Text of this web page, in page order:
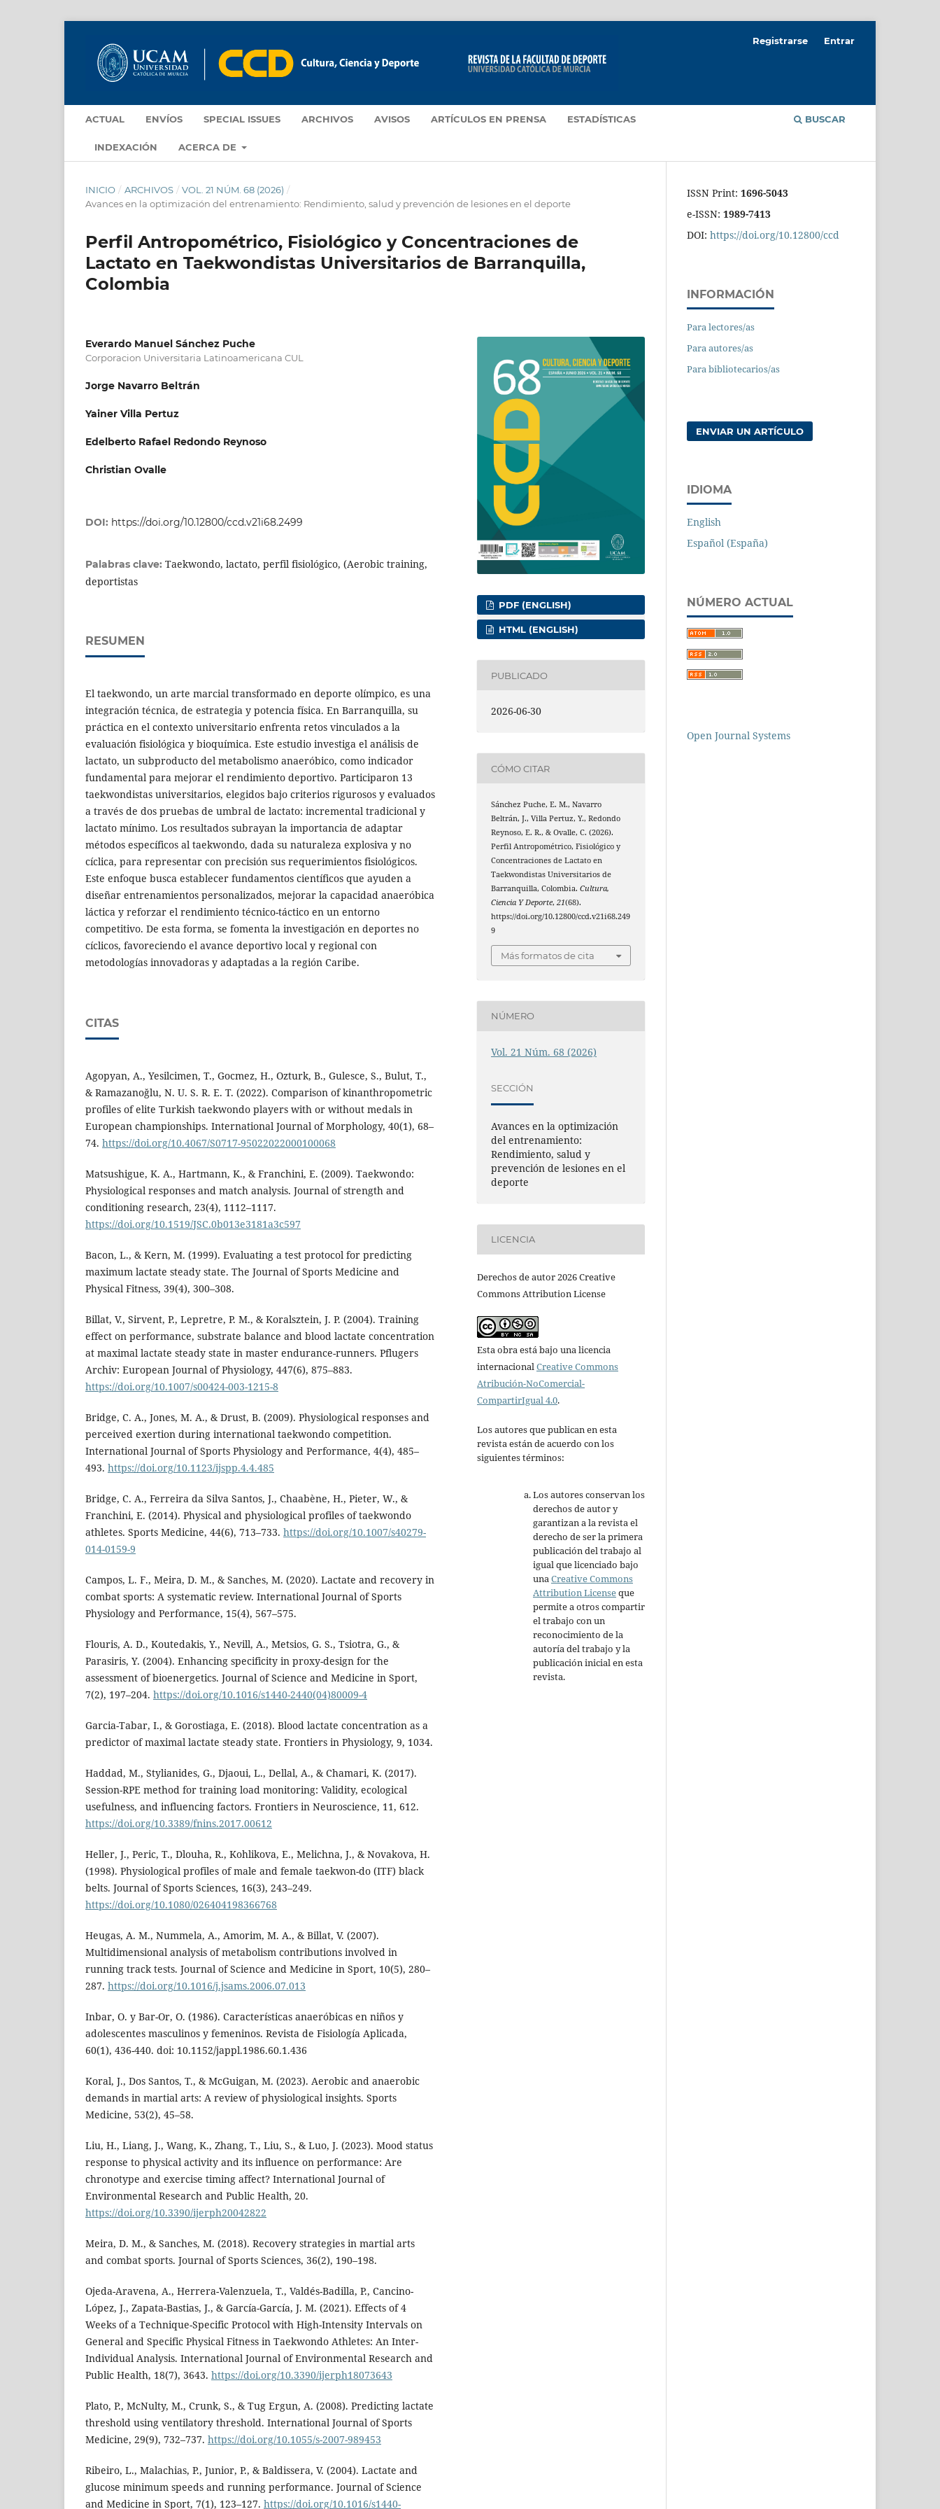
ACTUAL ENVÍOS SPECIAL ISSUES ARCHIVOS AVISOS ARTÍCULOS EN PRENSA ESTADÍSTICAS
INDEXACIÓN ACERCA DE
BUSCAR
Registrarse Entrar
INICIO / ARCHIVOS / VOL. 21 NÚM. 68 (2026) /
Avances en la optimización del entrenamiento: Rendimiento, salud y prevención de lesiones en el deporte
Perfil Antropométrico, Fisiológico y Concentraciones de
Lactato en Taekwondistas Universitarios de Barranquilla,
Colombia
Everardo Manuel Sánchez Puche
Corporacion Universitaria Latinoamericana CUL
Jorge Navarro Beltrán
Yainer Villa Pertuz
Edelberto Rafael Redondo Reynoso
Christian Ovalle
DOI: https://doi.org/10.12800/ccd.v21i68.2499
Palabras clave: Taekwondo, lactato, perfil fisiológico, (Aerobic training,
deportistas
RESUMEN
El taekwondo, un arte marcial transformado en deporte olímpico, es una
integración técnica, de estrategia y potencia física. En Barranquilla, su
práctica en el contexto universitario enfrenta retos vinculados a la
evaluación fisiológica y bioquímica. Este estudio investiga el análisis de
lactato, un subproducto del metabolismo anaeróbico, como indicador
fundamental para mejorar el rendimiento deportivo. Participaron 13
taekwondistas universitarios, elegidos bajo criterios rigurosos y evaluados
a través de dos pruebas de umbral de lactato: incremental tradicional y
lactato mínimo. Los resultados subrayan la importancia de adaptar
métodos específicos al taekwondo, dada su naturaleza explosiva y no
cíclica, para representar con precisión sus requerimientos fisiológicos.
Este enfoque busca establecer fundamentos científicos que ayuden a
diseñar entrenamientos personalizados, mejorar la capacidad anaeróbica
láctica y reforzar el rendimiento técnico-táctico en un entorno
competitivo. De esta forma, se fomenta la investigación en deportes no
cíclicos, favoreciendo el avance deportivo local y regional con
metodologías innovadoras y adaptadas a la región Caribe.
CITAS
Agopyan, A., Yesilcimen, T., Gocmez, H., Ozturk, B., Gulesce, S., Bulut, T.,
& Ramazanoğlu, N. U. S. R. E. T. (2022). Comparison of kinanthropometric
profiles of elite Turkish taekwondo players with or without medals in
European championships. International Journal of Morphology, 40(1), 68–
74. https://doi.org/10.4067/S0717-95022022000100068
Matsushigue, K. A., Hartmann, K., & Franchini, E. (2009). Taekwondo:
Physiological responses and match analysis. Journal of strength and
conditioning research, 23(4), 1112–1117.
https://doi.org/10.1519/JSC.0b013e3181a3c597
Bacon, L., & Kern, M. (1999). Evaluating a test protocol for predicting
maximum lactate steady state. The Journal of Sports Medicine and
Physical Fitness, 39(4), 300–308.
Billat, V., Sirvent, P., Lepretre, P. M., & Koralsztein, J. P. (2004). Training
effect on performance, substrate balance and blood lactate concentration
at maximal lactate steady state in master endurance-runners. Pflugers
Archiv: European Journal of Physiology, 447(6), 875–883.
https://doi.org/10.1007/s00424-003-1215-8
Bridge, C. A., Jones, M. A., & Drust, B. (2009). Physiological responses and
perceived exertion during international taekwondo competition.
International Journal of Sports Physiology and Performance, 4(4), 485–
493. https://doi.org/10.1123/ijspp.4.4.485
Bridge, C. A., Ferreira da Silva Santos, J., Chaabène, H., Pieter, W., &
Franchini, E. (2014). Physical and physiological profiles of taekwondo
athletes. Sports Medicine, 44(6), 713–733. https://doi.org/10.1007/s40279-
014-0159-9
Campos, L. F., Meira, D. M., & Sanches, M. (2020). Lactate and recovery in
combat sports: A systematic review. International Journal of Sports
Physiology and Performance, 15(4), 567–575.
Flouris, A. D., Koutedakis, Y., Nevill, A., Metsios, G. S., Tsiotra, G., &
Parasiris, Y. (2004). Enhancing specificity in proxy-design for the
assessment of bioenergetics. Journal of Science and Medicine in Sport,
7(2), 197–204. https://doi.org/10.1016/s1440-2440(04)80009-4
Garcia-Tabar, I., & Gorostiaga, E. (2018). Blood lactate concentration as a
predictor of maximal lactate steady state. Frontiers in Physiology, 9, 1034.
Haddad, M., Stylianides, G., Djaoui, L., Dellal, A., & Chamari, K. (2017).
Session-RPE method for training load monitoring: Validity, ecological
usefulness, and influencing factors. Frontiers in Neuroscience, 11, 612.
https://doi.org/10.3389/fnins.2017.00612
Heller, J., Peric, T., Dlouha, R., Kohlikova, E., Melichna, J., & Novakova, H.
(1998). Physiological profiles of male and female taekwon-do (ITF) black
belts. Journal of Sports Sciences, 16(3), 243–249.
https://doi.org/10.1080/026404198366768
Heugas, A. M., Nummela, A., Amorim, M. A., & Billat, V. (2007).
Multidimensional analysis of metabolism contributions involved in
running track tests. Journal of Science and Medicine in Sport, 10(5), 280–
287. https://doi.org/10.1016/j.jsams.2006.07.013
Inbar, O. y Bar-Or, O. (1986). Características anaeróbicas en niños y
adolescentes masculinos y femeninos. Revista de Fisiología Aplicada,
60(1), 436-440. doi: 10.1152/jappl.1986.60.1.436
Koral, J., Dos Santos, T., & McGuigan, M. (2023). Aerobic and anaerobic
demands in martial arts: A review of physiological insights. Sports
Medicine, 53(2), 45–58.
Liu, H., Liang, J., Wang, K., Zhang, T., Liu, S., & Luo, J. (2023). Mood status
response to physical activity and its influence on performance: Are
chronotype and exercise timing affect? International Journal of
Environmental Research and Public Health, 20.
https://doi.org/10.3390/ijerph20042822
Meira, D. M., & Sanches, M. (2018). Recovery strategies in martial arts
and combat sports. Journal of Sports Sciences, 36(2), 190–198.
Ojeda-Aravena, A., Herrera-Valenzuela, T., Valdés-Badilla, P., Cancino-
López, J., Zapata-Bastias, J., & García-García, J. M. (2021). Effects of 4
Weeks of a Technique-Specific Protocol with High-Intensity Intervals on
General and Specific Physical Fitness in Taekwondo Athletes: An Inter-
Individual Analysis. International Journal of Environmental Research and
Public Health, 18(7), 3643. https://doi.org/10.3390/ijerph18073643
Plato, P., McNulty, M., Crunk, S., & Tug Ergun, A. (2008). Predicting lactate
threshold using ventilatory threshold. International Journal of Sports
Medicine, 29(9), 732–737. https://doi.org/10.1055/s-2007-989453
Ribeiro, L., Malachias, P., Junior, P., & Baldissera, V. (2004). Lactate and
glucose minimum speeds and running performance. Journal of Science
and Medicine in Sport, 7(1), 123–127. https://doi.org/10.1016/s1440-
PDF (ENGLISH)
HTML (ENGLISH)
PUBLICADO
2026-06-30
CÓMO CITAR
Sánchez Puche, E. M., Navarro
Beltrán, J., Villa Pertuz, Y., Redondo
Reynoso, E. R., & Ovalle, C. (2026).
Perfil Antropométrico, Fisiológico y
Concentraciones de Lactato en
Taekwondistas Universitarios de
Barranquilla, Colombia.Cultura,
Ciencia Y Deporte,21(68).
https://doi.org/10.12800/ccd.v21i68.249
9
Más formatos de cita
NÚMERO
Vol. 21 Núm. 68 (2026)
SECCIÓN
Avances en la optimización
del entrenamiento:
Rendimiento, salud y
prevención de lesiones en el
deporte
LICENCIA
Derechos de autor 2026 Creative
Commons Attribution License
Esta obra está bajo una licencia
internacionalCreative Commons
Atribución-NoComercial-
CompartirIgual 4.0.
Los autores que publican en esta
revista están de acuerdo con los
siguientes términos:
Los autores conservan los
derechos de autor y
garantizan a la revista el
derecho de ser la primera
publicación del trabajo al
igual que licenciado bajo
unaCreative Commons
Attribution Licenseque
permite a otros compartir
el trabajo con un
reconocimiento de la
autoría del trabajo y la
publicación inicial en esta
revista.
ISSN Print: 1696-5043
e-ISSN: 1989-7413
DOI: https://doi.org/10.12800/ccd
INFORMACIÓN
Para lectores/as
Para autores/as
Para bibliotecarios/as
ENVIAR UN ARTÍCULO
IDIOMA
English
Español (España)
NÚMERO ACTUAL
Open Journal Systems